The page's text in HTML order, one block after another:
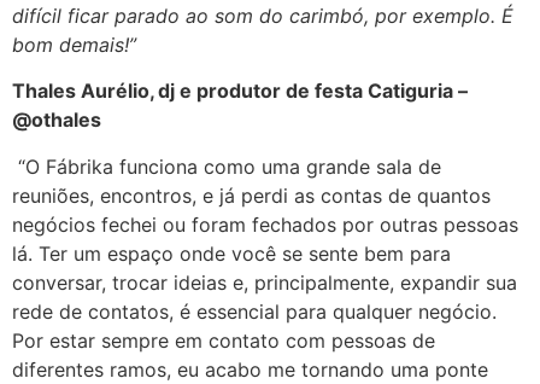
difícil ficar parado ao som do carimbó, por exemplo. É
bom demais!”
Thales Aurélio,dj e produtor de festa Catiguria –
@othales
“O Fábrika funciona como uma grande sala de
reuniões, encontros, e já perdi as contas de quantos
negócios fechei ou foram fechados por outras pessoas
lá. Ter um espaço onde você se sente bem para
conversar, trocar ideias e, principalmente, expandir sua
rede de contatos, é essencial para qualquer negócio.
Por estar sempre em contato com pessoas de
diferentes ramos, eu acabo me tornando uma ponte